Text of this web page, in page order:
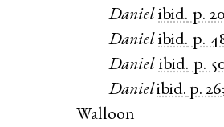
Daniel ibid. p. 20
Daniel ibid. p.
Daniel ibid. p.
Danielibid. p. 26
Walloon